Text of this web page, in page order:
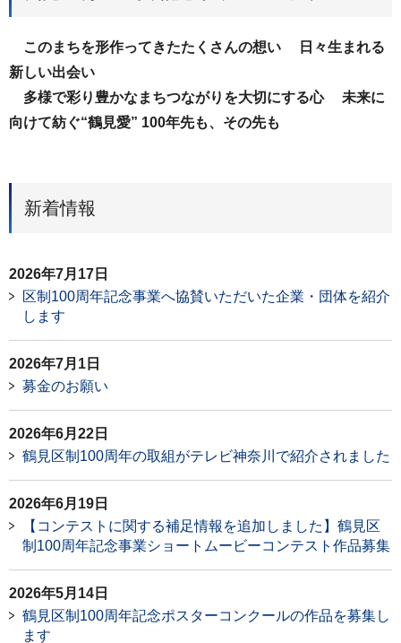
このまちを形作ってきたたくさんの想い 日々生まれる
新しい出会い
多様で彩り豊かなまちつながりを大切にする心 未来に
向けて紡ぐ“鶴見愛” 100年先も、その先も
新着情報
2026年7月17日
区制100周年記念事業へ協賛いただいた企業・団体を紹介
します
2026年7月1日
募金のお願い
2026年6月22日
鶴見区制100周年の取組がテレビ神奈川で紹介されました
2026年6月19日
【コンテストに関する補足情報を追加しました】鶴見区
制100周年記念事業ショートムービーコンテスト作品募集
2026年5月14日
鶴見区制100周年記念ポスターコンクールの作品を募集し
ます